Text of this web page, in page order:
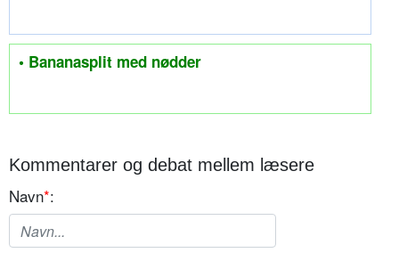
• Bananasplit med nødder
Kommentarer og debat mellem læsere
Navn*: